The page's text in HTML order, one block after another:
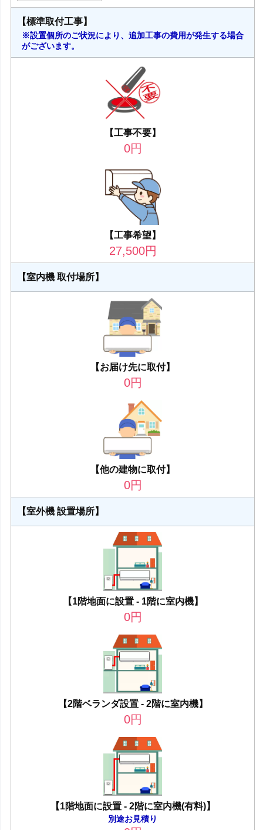
【標準取付工事】
※設置個所のご状況により、追加工事の費用が発生する場合
がございます。
【工事不要】
0円
【工事希望】
27,500円
【室内機 取付場所】
【お届け先に取付】
0円
【他の建物に取付】
0円
【室外機 設置場所】
【1階地面に設置 - 1階に室内機】
0円
【2階ベランダ設置 - 2階に室内機】
0円
【1階地面に設置 - 2階に室内機(有料)】
別途お見積り